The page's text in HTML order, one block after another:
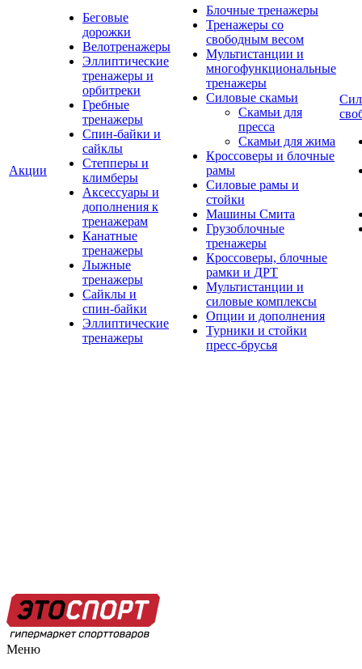
Акции
Беговые
дорожки
Велотренажеры
Эллиптические
тренажеры и
орбитреки
Гребные
тренажеры
Спин-байки и
сайклы
Степперы и
климберы
Аксессуары и
дополнения к
тренажерам
Канатные
тренажеры
Лыжные
тренажеры
Сайклы и
спин-байки
Эллиптические
тренажеры
Блочные тренажеры
Тренажеры со
свободным весом
Мультистанции и
многофункциональные
тренажеры
Силовые скамьи
Скамьи для
пресса
Скамьи для жима
Кроссоверы и блочные
рамы
Силовые рамы и
стойки
Машины Смита
Грузоблочные
тренажеры
Кроссоверы, блочные
рамки и ДРТ
Мультистанции и
силовые комплексы
Опции и дополнения
Турники и стойки
пресс-брусья
Меню